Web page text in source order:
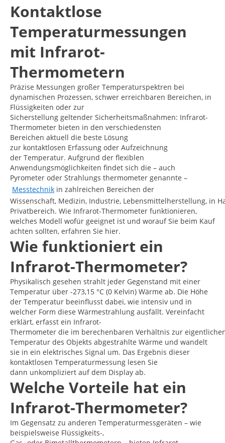
Kontaktlose
Temperaturmessungen
mit Infrarot-
Thermometern
Präzise Messungen großer Temperaturspektren bei
dynamischen Prozessen, schwer erreichbaren Bereichen, in
Flüssigkeiten oder zur
Sicherstellung geltender Sicherheitsmaßnahmen: Infrarot-
Thermometer bieten in den verschiedensten
Bereichen aktuell die beste Lösung
zur kontaktlosen Erfassung oder Aufzeichnung
der Temperatur. Aufgrund der flexiblen
Anwendungsmöglichkeiten findet sich die – auch
Pyrometer oder Strahlungs thermometer genannte –
Messtechnik in zahlreichen Bereichen der
Wissenschaft, Medizin, Industrie, Lebensmittelherstellung, in
Privatbereich. Wie Infrarot-Thermometer funktionieren,
welches Modell wofür geeignet ist und worauf Sie beim Kauf
achten sollten, erfahren Sie hier.
Wie funktioniert ein
Infrarot-Thermometer?
Physikalisch gesehen strahlt jeder Gegenstand mit einer
Temperatur über -273,15 °C (0 Kelvin) Wärme ab. Die Höhe
der Temperatur beeinflusst dabei, wie intensiv und in
welcher Form diese Wärmestrahlung ausfällt. Vereinfacht
erklärt, erfasst ein Infrarot-
Thermometer die im berechenbaren Verhältnis zur
Temperatur des Objekts abgestrahlte Wärme und wandelt
sie in ein elektrisches Signal um. Das Ergebnis dieser
kontaktlosen Temperaturmessung lesen Sie
dann unkompliziert auf dem Display ab.
Welche Vorteile hat ein
Infrarot-Thermometer?
Im Gegensatz zu anderen Temperaturmessgeräten – wie
beispielsweise Flüssigkeits-,